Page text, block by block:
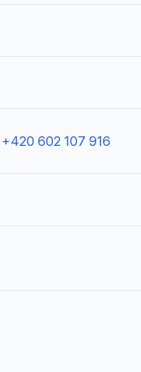
+420 602 107 916